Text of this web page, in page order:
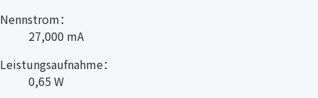
Nennstrom：
27,000 mA
Leistungsaufnahme：
0,65 W